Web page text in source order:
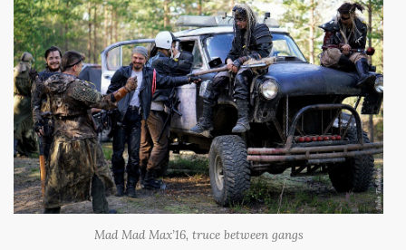
Mad Mad Max’16, truce between gangs